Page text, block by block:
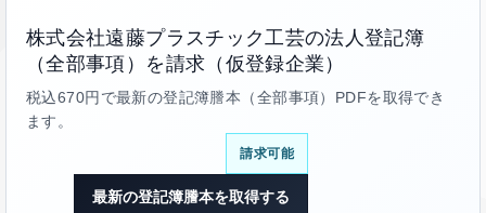
株式会社遠藤プラスチック工芸の法人登記簿
（全部事項）を請求（仮登録企業）
税込670円で最新の登記簿謄本（全部事項）PDFを取得でき
ます。
請求可能
最新の登記簿謄本を取得する